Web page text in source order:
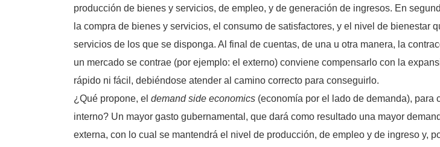
producción de bienes y servicios, de empleo, y de generación de ingresos. En
la compra de bienes y servicios, el consumo de satisfactores, y el nivel de
servicios de los que se disponga. Al final de cuentas, de una u otra manera, la
un mercado se contrae (por ejemplo: el externo) conviene compensarlo con la
rápido ni fácil, debiéndose atender al camino correcto para conseguirlo.
¿Qué propone, el demand side economics (economía por el lado de demanda), para
interno? Un mayor gasto gubernamental, que dará como resultado una mayor
externa, con lo cual se mantendrá el nivel de producción, de empleo y de ingreso y,